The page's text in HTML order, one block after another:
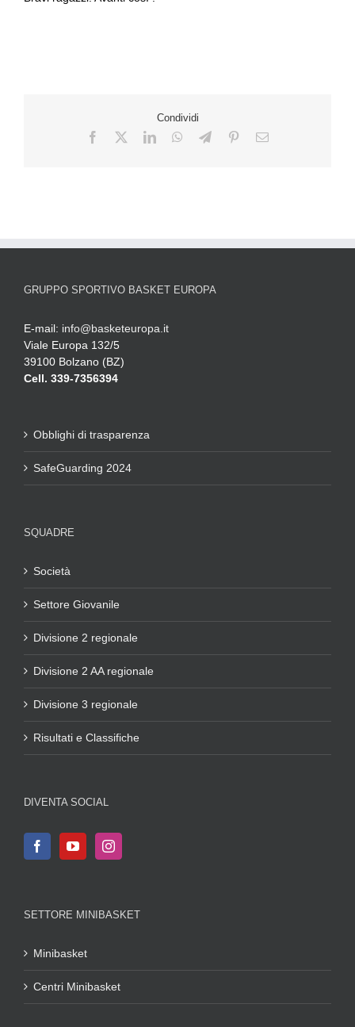
Condividi
GRUPPO SPORTIVO BASKET EUROPA
E-mail: info@basketeuropa.it
Viale Europa 132/5
39100 Bolzano (BZ)
Cell. 339-7356394
Obblighi di trasparenza
SafeGuarding 2024
SQUADRE
Società
Settore Giovanile
Divisione 2 regionale
Divisione 2 AA regionale
Divisione 3 regionale
Risultati e Classifiche
DIVENTA SOCIAL
SETTORE MINIBASKET
Minibasket
Centri Minibasket